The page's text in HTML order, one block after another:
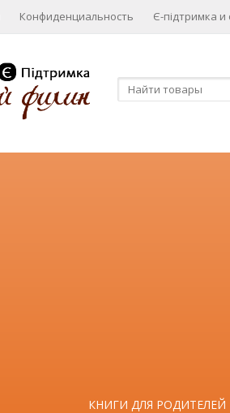
Конфиденциальность Є-підтримка
КНИГИ ДЛЯ РОДИТЕЛЕЙ